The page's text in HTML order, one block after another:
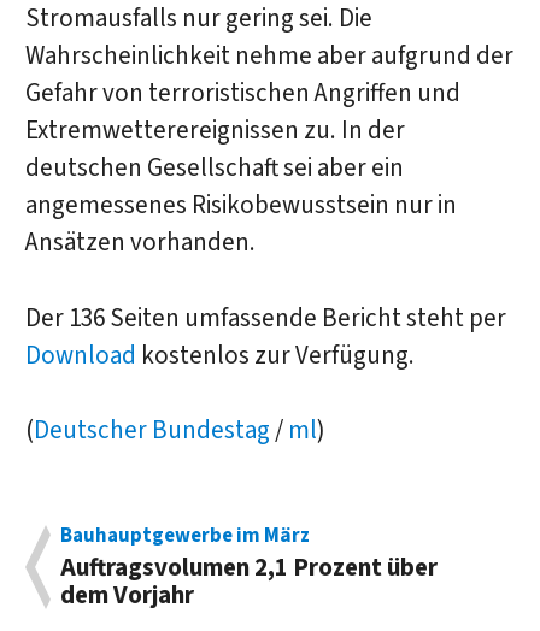
Stromausfalls nur gering sei. Die
Wahrscheinlichkeit nehme aber aufgrund der
Gefahr von terroristischen Angriffen und
Extremwetterereignissen zu. In der
deutschen Gesellschaft sei aber ein
angemessenes Risikobewusstsein nur in
Ansätzen vorhanden.
Der 136 Seiten umfassende Bericht steht per
Download kostenlos zur Verfügung.
(Deutscher Bundestag/ ml)
Bauhauptgewerbe im März
Auftragsvolumen 2,1 Prozent über
dem Vorjahr